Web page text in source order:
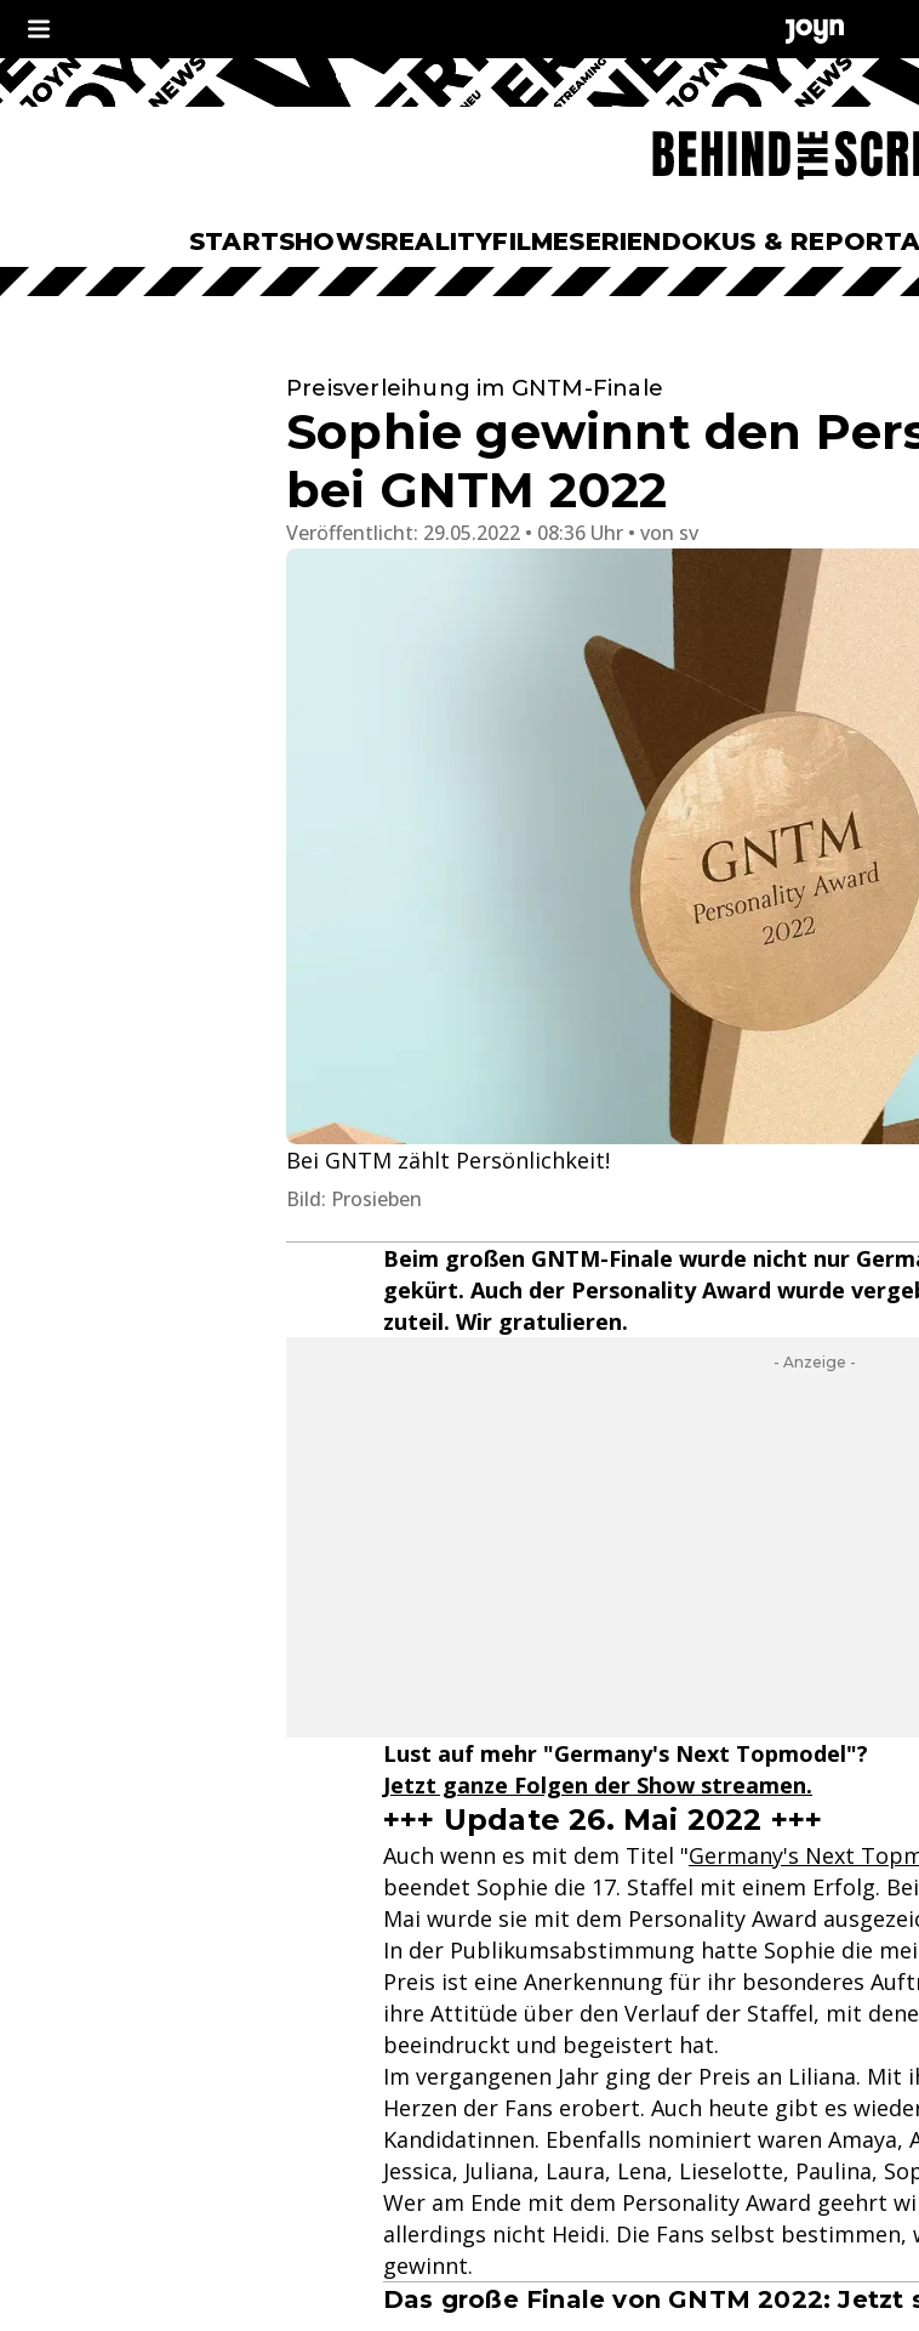
STARTSHOWSREALITYFILMESERIENDOKUS &
Preisverleihung im GNTM-Finale
Sophie gewinnt den
bei GNTM 2022
Veröffentlicht: 29.05.2022 • 08:36 Uhr von sv
Bei GNTM zählt Persönlichkeit!
Bild: Prosieben
Beim großen GNTM-Finale wurde nicht nur
gekürt. Auch der Personality Award wurde
zuteil. Wir gratulieren.
- Anzeige -
Lust auf mehr "Germany's Next Topmodel"?
Jetzt ganze Folgen der Show streamen.
+++ Update 26. Mai 2022 +++
Auch wenn es mit dem Titel "Germany's Next
beendet Sophie die 17. Staffel mit einem Erfolg.
Mai wurde sie mit dem Personality Award
In der Publikumsabstimmung hatte Sophie die
Preis ist eine Anerkennung für ihr besonderes
ihre Attitüde über den Verlauf der Staffel, mit
beeindruckt und begeistert hat.
Im vergangenen Jahr ging der Preis an Liliana.
Herzen der Fans erobert. Auch heute gibt es
Kandidatinnen. Ebenfalls nominiert waren Amaya,
Jessica, Juliana, Laura, Lena, Lieselotte, Paulina,
Wer am Ende mit dem Personality Award geehrt
allerdings nicht Heidi. Die Fans selbst bestimmen,
gewinnt.
Das große Finale von GNTM 2022: Jetzt